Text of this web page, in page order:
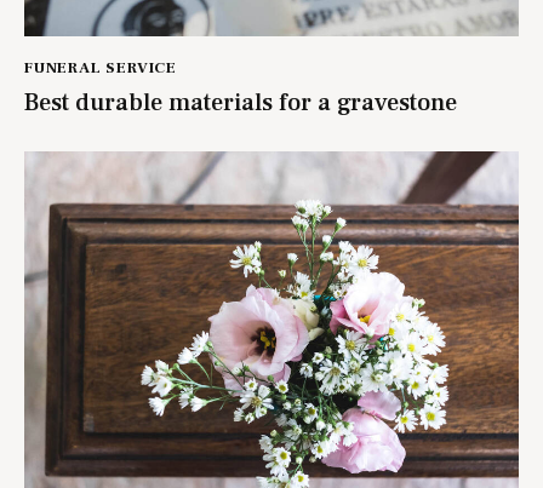
FUNERAL SERVICE
Best durable materials for a gravestone